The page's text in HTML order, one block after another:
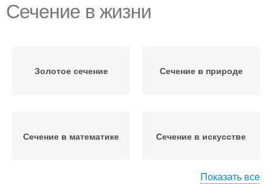
Сечение в жизни
Золотое сечение Сечение в природе
Сечение в математике Сечение в искусстве
Показать все